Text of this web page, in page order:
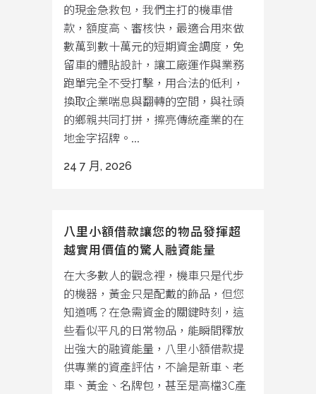
的現金急救包，我們主打的機車借
款，額度高、審核快，最適合用來做
數萬到數十萬元的短期資金調度，免
留車的體貼設計，讓工廠運作與業務
跑單完全不受打擊，用合法的低利，
換取企業喘息與翻轉的空間，與社頭
的鄉親共同打拼，擦亮傳統產業的在
地金字招牌。...
24 7 月, 2026
八里小額借款讓您的物品發揮超
越實用價值的驚人融資能量
在大多數人的觀念裡，機車只是代步
的機器，黃金只是配戴的飾品，但您
知道嗎？在急需資金的關鍵時刻，這
些看似平凡的日常物品，能瞬間釋放
出強大的融資能量，八里小額借款提
供專業的資產評估，不論是新車、老
車、黃金、名牌包，甚至是高檔3C產